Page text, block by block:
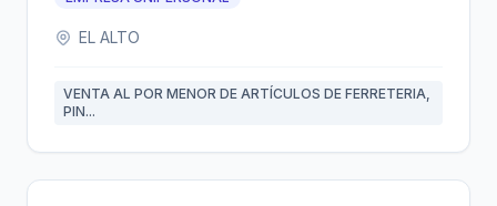
EL ALTO
VENTA AL POR MENOR DE ARTÍCULOS DE FERRETERIA,
PIN...